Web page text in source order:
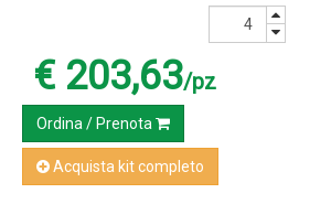
€ 203,63/pz
Ordina / Prenota
Acquista kit completo